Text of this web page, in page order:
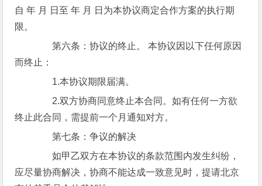
自 年 月 日至 年 月 日为本协议商定合作方案的执行期
限。
第六条：协议的终止。 本协议因以下任何原因
而终止：
1.本协议期限届满。
2.双方协商同意终止本合同。如有任何一方欲
终止此合同，需提前一个月通知对方。
第七条：争议的解决
如甲乙双方在本协议的条款范围内发生纠纷，
应尽量协商解决，协商不能达成一致意见时，提请北京